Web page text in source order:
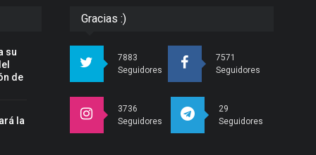
su
de
la
Gracias :)
7883
Seguidores
7571
Seguidores
3736
Seguidores
29
Seguidores